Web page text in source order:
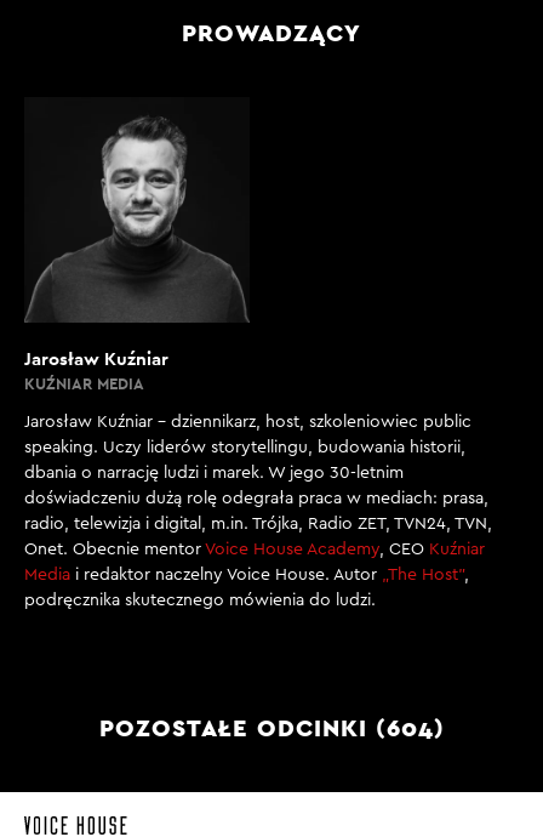
PROWADZĄCY
Jarosław Kuźniar
KUŹNIAR MEDIA
Jarosław Kuźniar – dziennikarz, host, szkoleniowiec public
speaking. Uczy liderów storytellingu, budowania historii,
dbania o narrację ludzi i marek. W jego 30-letnim
doświadczeniu dużą rolę odegrała praca w mediach: prasa,
radio, telewizja i digital, m.in. Trójka, Radio ZET, TVN24, TVN,
Onet. Obecnie mentor Voice House Academy, CEO Kuźniar
Media i redaktor naczelny Voice House. Autor „The Host”,
podręcznika skutecznego mówienia do ludzi.
POZOSTAŁE ODCINKI (604)